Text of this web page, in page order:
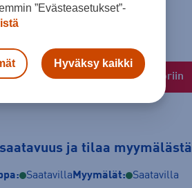
Lisää ostoskoriin
ja tilaa myymälästä
Saatavilla Myymälät: Saatavilla
”Evästeasetukset”-
Hyväksy kaikki